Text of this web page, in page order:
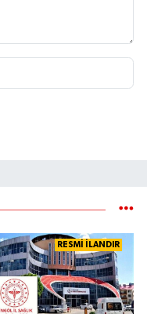
RESMİ İLANDIR